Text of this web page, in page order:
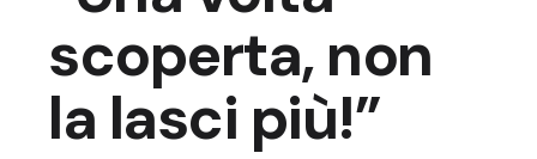
scoperta, non
la lasci più!”